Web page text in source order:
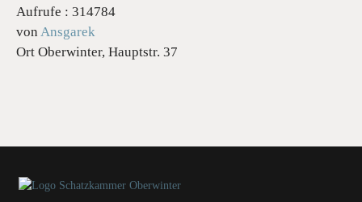
Aufrufe : 314784
von Ansgarek
Ort Oberwinter, Hauptstr. 37